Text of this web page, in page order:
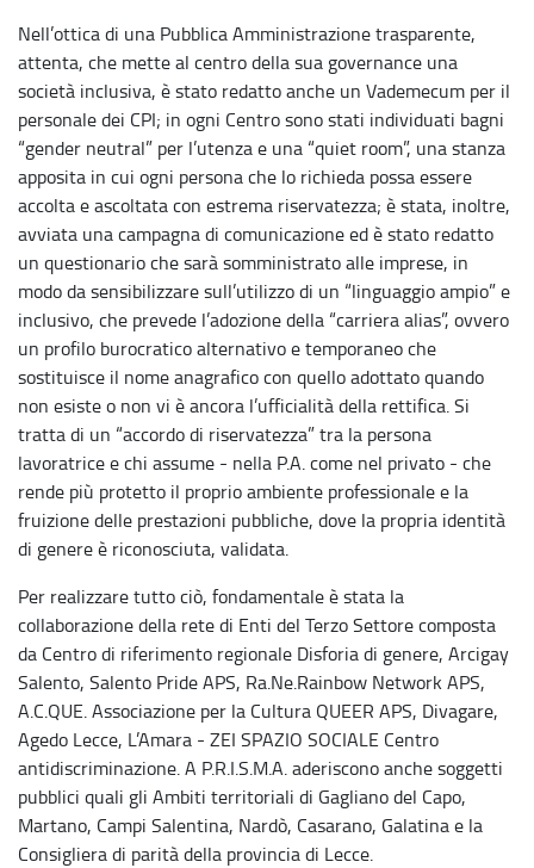
Nell’ottica di una Pubblica Amministrazione trasparente,
attenta, che mette al centro della sua governance una
società inclusiva, è stato redatto anche un Vademecum per il
personale dei CPI; in ogni Centro sono stati individuati bagni
“gender neutral” per l’utenza e una “quiet room”, una stanza
apposita in cui ogni persona che lo richieda possa essere
accolta e ascoltata con estrema riservatezza; è stata, inoltre,
avviata una campagna di comunicazione ed è stato redatto
un questionario che sarà somministrato alle imprese, in
modo da sensibilizzare sull’utilizzo di un “linguaggio ampio” e
inclusivo, che prevede l’adozione della “carriera alias”, ovvero
un profilo burocratico alternativo e temporaneo che
sostituisce il nome anagrafico con quello adottato quando
non esiste o non vi è ancora l’ufficialità della rettifica. Si
tratta di un “accordo di riservatezza” tra la persona
lavoratrice e chi assume - nella P.A. come nel privato - che
rende più protetto il proprio ambiente professionale e la
fruizione delle prestazioni pubbliche, dove la propria identità
di genere è riconosciuta, validata.
Per realizzare tutto ciò, fondamentale è stata la
collaborazione della rete di Enti del Terzo Settore composta
da Centro di riferimento regionale Disforia di genere, Arcigay
Salento, Salento Pride APS, Ra.Ne.Rainbow Network APS,
A.C.QUE. Associazione per la Cultura QUEER APS, Divagare,
Agedo Lecce, L’Amara - ZEI SPAZIO SOCIALE Centro
antidiscriminazione. A P.R.I.S.M.A. aderiscono anche soggetti
pubblici quali gli Ambiti territoriali di Gagliano del Capo,
Martano, Campi Salentina, Nardò, Casarano, Galatina e la
Consigliera di parità della provincia di Lecce.